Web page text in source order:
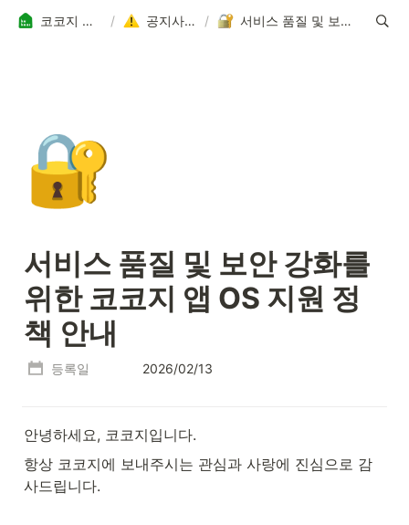
코코지 고객 지원 센터 / 공지사항 전체보기 / 서비스 품질 및 보안 강화를 위한 코코지 앱 OS 지원 정책 안내
🔐
서비스 품질 및 보안 강화를
위한 코코지 앱 OS 지원 정
책 안내
등록일 2026/02/13
안녕하세요, 코코지입니다.
항상 코코지에 보내주시는 관심과 사랑에 진심으로 감
사드립니다.